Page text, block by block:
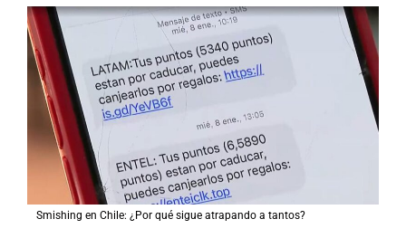
Smishing en Chile: ¿Por qué sigue atrapando a tantos?